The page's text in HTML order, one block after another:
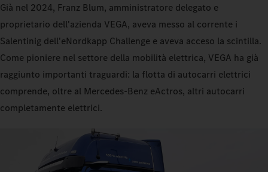
Già nel 2024, Franz Blum, amministratore delegato e
proprietario dell'azienda VEGA, aveva messo al corrente i
Salentinig dell'eNordkapp Challenge e aveva acceso la scintilla.
Come pioniere nel settore della mobilità elettrica, VEGA ha già
raggiunto importanti traguardi: la flotta di autocarri elettrici
comprende, oltre al Mercedes‑Benz eActros, altri autocarri
completamente elettrici.